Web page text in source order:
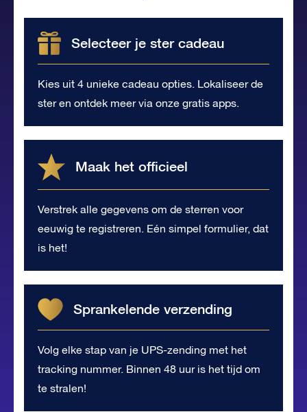
Selecteer je ster cadeau
Kies uit 4 unieke cadeau opties. Lokaliseer de
ster en ontdek meer via onze gratis apps.
Maak het officieel
Verstrek alle gegevens om de sterren voor
eeuwig te registreren. Eén simpel formulier, dat
is het!
Sprankelende verzending
Volg elke stap van je UPS-zending met het
tracking nummer. Binnen 48 uur is het tijd om
te stralen!